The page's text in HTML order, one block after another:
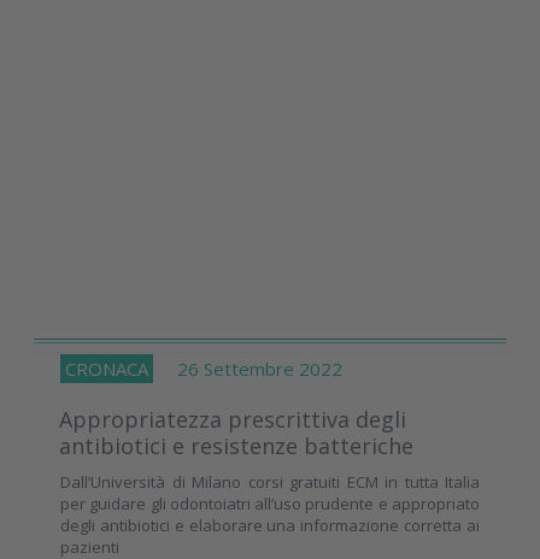
CRONACA 26 Settembre 2022
Appropriatezza prescrittiva degli
antibiotici e resistenze batteriche
Dall’Università di Milano corsi gratuiti ECM in tutta Italia
per guidare gli odontoiatri all’uso prudente e appropriato
degli antibiotici e elaborare una informazione corretta ai
pazienti